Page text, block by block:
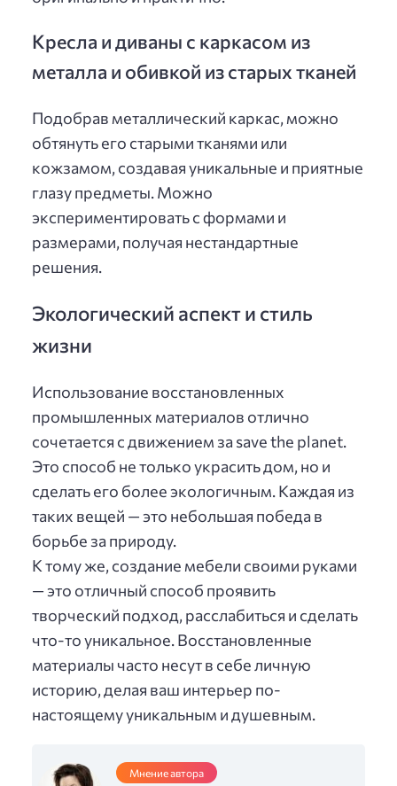
Кресла и диваны с каркасом из
металла и обивкой из старых тканей
Подобрав металлический каркас, можно
обтянуть его старыми тканями или
кожзамом, создавая уникальные и приятные
глазу предметы. Можно
экспериментировать с формами и
размерами, получая нестандартные
решения.
Экологический аспект и стиль
жизни
Использование восстановленных
промышленных материалов отлично
сочетается с движением за save the planet.
Это способ не только украсить дом, но и
сделать его более экологичным. Каждая из
таких вещей — это небольшая победа в
борьбе за природу.
К тому же, создание мебели своими руками
— это отличный способ проявить
творческий подход, расслабиться и сделать
что-то уникальное. Восстановленные
материалы часто несут в себе личную
историю, делая ваш интерьер по-
настоящему уникальным и душевным.
Мнение автора